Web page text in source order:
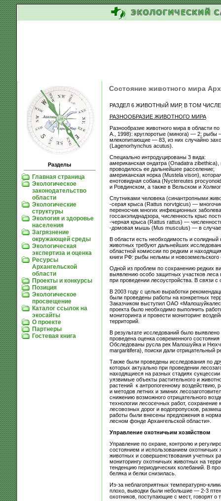
Разделы
Главная страница
Экологическое
законодательство
области
Экологические
структуры
Экология и здоровье
населения
Загрязнение
окружающей среды
Экологическая
экспертиза и оценка
Ресурсы
Архангельской
области
Проекты и конкурсы
Позиция
Экологическое
просвещение
Каталог ссылок на
экосайты
О проекте
Партнеры
Гостевая книга
Состояние животного мира
РАЗДЕЛ 6 ЖИВОТНЫЙ МИР, В ТОМ
РАЗНООБРАЗИЕ ЖИВОТНОГО МИРА
Разнообразие животного мира в области
А., 1998): круглоротые (минога) — 2;
млекопитающие — 83, из них случайно
(Lagenorhynchus acutus).
Специально интродуцированы 3 вида:
американская ондатра (Onadatra
проводилось ее дальнейшее расселение;
американская норка (Mustela vison),
енотовидная собака (Nyctereutes
и Ровдинском, а также в Вельском и
Спутниками человека (синантропными
-серая крыса (Rattus norvtgicus) —
переносчик многих инфекционных
госсанэпиднадзора, численность крыс
-черная крыса (Rattus rattus) —
-домовая мышь (Mus musculus) — в случае
В области есть необходимость и
животных требуют дальнейших
областной комиссии по редким и
книги РФ: рыбы нельмы и новоземельского
Одной из проблем по сохранению редких
выявлению особо защитных участков
при проведении лесоустройства. В связи
В 2003 году с целью выработки
были проведены работы на конкретных
Заказчиком выступил ОАО
проекта было необходимо выполнить
мониторинга и провести мониторинг
территорий.
В результате исследований было
проведена оценка современного
Обследованы русла рек Малошуйка и
margaritifera), поиски дали отрицательный
Также были проведены исследования по
которых актуально при проведении
находящиеся на разных стадиях
уязвимые объекты растительного и
растений к антропогенному
и методов летних и зимних
снижению возможного отрицательного
технологии лесосечных работ,
лесовозных дорог и водопропусков,
работы были внесены предложения в
лесном фонде Архангельской области».
Управление охотничьим хозяйством
Управление по охране, контролю и
состоянием и использованием
животных и совершенствования учетных
мониторингу охотничьих животных на
тенденцию периодических колебаний. В
беляка и белки снизилась.
Из-за неблагоприятных температурно-
плохо, выводки были небольшие — 2-3
охотников, поступающие с мест, говорят о